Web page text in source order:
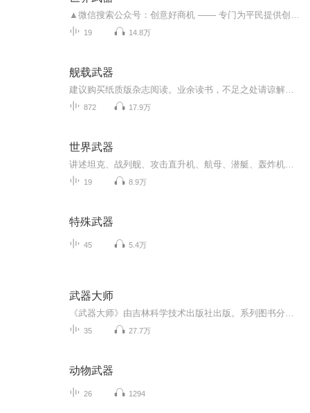
19 14.8万
舰载武器
872 17.9万
世界武器
19 8.9万
特殊武器
45 5.4万
武器大师
35 27.7万
动物武器
26 1294